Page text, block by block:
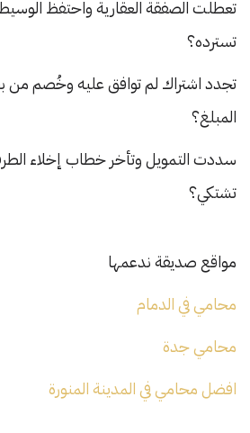
تعطلت الصفقة العقارية واحتفظ
تسترده؟
تجدد اشتراك لم توافق عليه وخُصم
المبلغ؟
سددت التمويل وتأخر خطاب إخلاء
تشتكي؟
مواقع صديقة ندعمها
محامي في الدمام
محامي جدة
افضل محامي في المدينة المنورة